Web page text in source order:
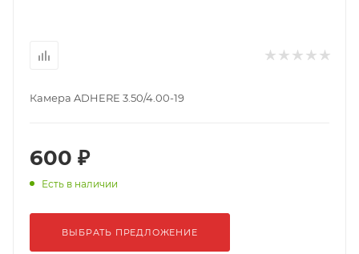
Камера ADHERE 3.50/4.00-19
600 ₽
Есть в наличии
ВЫБРАТЬ ПРЕДЛОЖЕНИЕ